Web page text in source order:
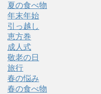
夏の食べ物
年末年始
引っ越し
恵方巻
成人式
敬老の日
旅行
春の悩み
春の食べ物